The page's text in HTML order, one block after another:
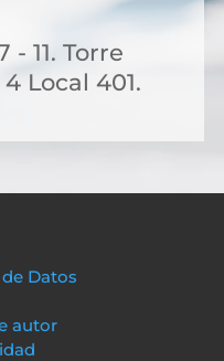
- 11. Torre
Local 401.
Datos
autor